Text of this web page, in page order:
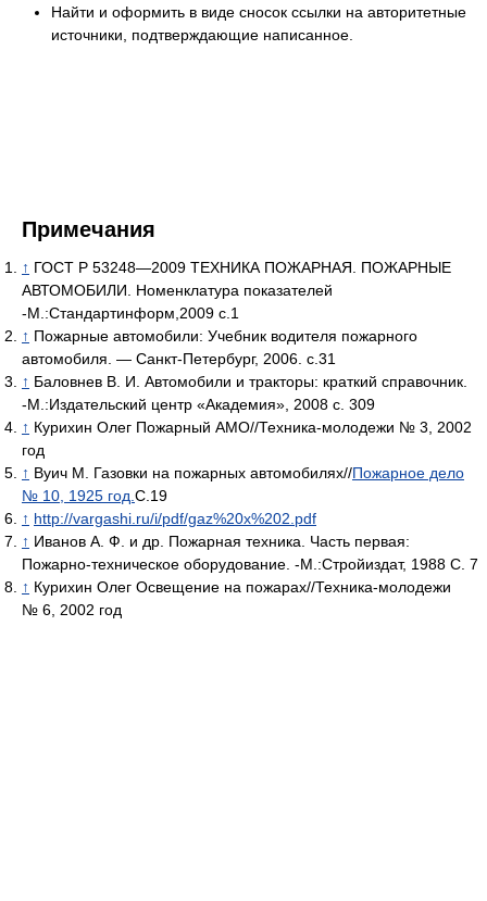
Найти и оформить в виде сносок ссылки на авторитетные
источники, подтверждающие написанное.
Примечания
↑ ГОСТ Р 53248—2009 ТЕХНИКА ПОЖАРНАЯ. ПОЖАРНЫЕ
АВТОМОБИЛИ. Номенклатура показателей
-М.:Стандартинформ,2009 с.1
↑ Пожарные автомобили: Учебник водителя пожарного
автомобиля. — Санкт-Петербург, 2006. с.31
↑ Баловнев В. И. Автомобили и тракторы: краткий справочник.
-М.:Издательский центр «Академия», 2008 с. 309
↑ Курихин Олег Пожарный АМО//Техника-молодежи № 3, 2002
год
↑ Вуич М. Газовки на пожарных автомобилях//Пожарное дело
№ 10, 1925 год. С.19
↑ http://vargashi.ru/i/pdf/gaz%20x%202.pdf
↑ Иванов А. Ф. и др. Пожарная техника. Часть первая:
Пожарно-техническое оборудование. -М.:Стройиздат, 1988 C. 7
↑ Курихин Олег Освещение на пожарах//Техника-молодежи
№ 6, 2002 год